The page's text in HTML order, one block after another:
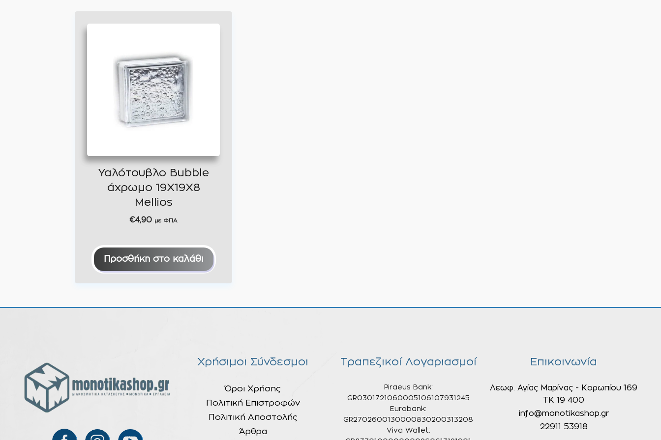
Υαλότουβλο Bubble
άχρωμο 19Χ19Χ8
Mellios
€4,90 με ΦΠΑ
Προσθήκη στο καλάθι
Χρήσιμοι Σύνδεσμοι
Όροι Χρήσης
Πολιτική Επιστροφών
Πολιτική Αποστολής
Άρθρα
Τραπεζικοί Λογαριασμοί
Piraeus Bank:
GR0301721060005106107931245
Eurobank:
GR2702600130000830200313208
Viva Wallet:
Επικοινωνία
Λεωφ. Αγίας Μαρίνας - Κορωπίου 169
ΤΚ 19 400
info@monotikashop.gr
22911 53918